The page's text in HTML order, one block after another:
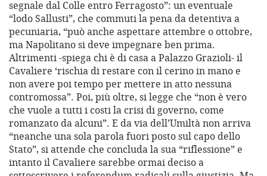
segnale dal Colle entro Ferragosto”: un eventuale
“lodo Sallusti”, che commuti la pena da detentiva a
pecuniaria, “può anche aspettare attembre o ottobre,
ma Napolitano si deve impegnare ben prima.
Altrimenti -spiega chi è di casa a Palazzo Grazioli- il
Cavaliere ‘rischia di restare con il cerino in mano e
non avere poi tempo per mettere in atto nessuna
contromossa”. Poi, più oltre, si legge che “non è vero
che vuole a tutti i costi la crisi di governo, come
romanzato da alcuni”. E da via dell’Umiltà non arriva
“neanche una sola parola fuori posto sul capo dello
Stato”, si attende che concluda la sua “riflessione” e
intanto il Cavaliere sarebbe ormai deciso a